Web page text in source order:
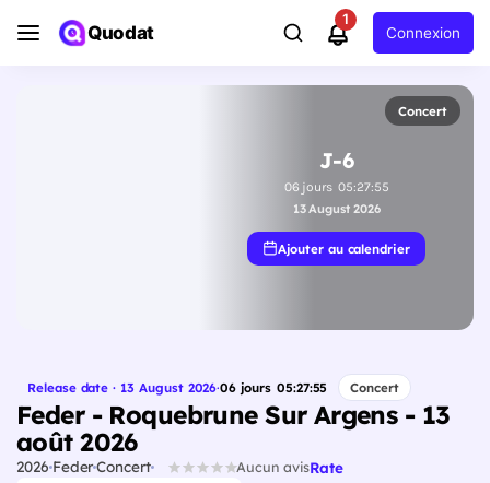
Quodat
1
Connexion
Concert
J-6
06 jours 05:27:54
13 August 2026
Ajouter au calendrier
Release date · 13 August 2026·06 jours 05:27:54 Concert
Feder - Roquebrune Sur Argens - 13
août 2026
2026 FederConcert Aucun avisRate